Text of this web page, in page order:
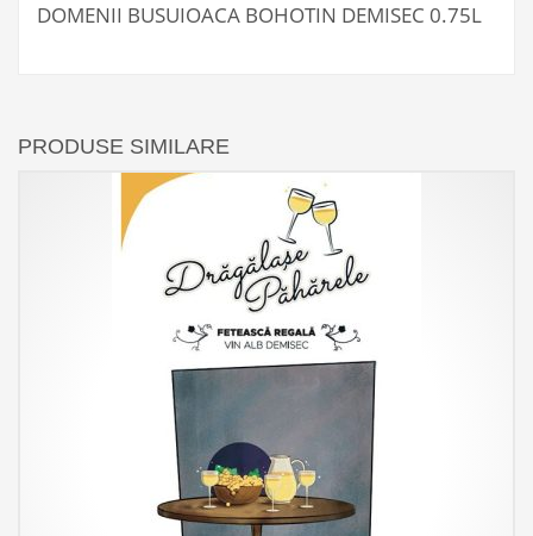
DOMENII BUSUIOACA BOHOTIN DEMISEC 0.75L
PRODUSE SIMILARE